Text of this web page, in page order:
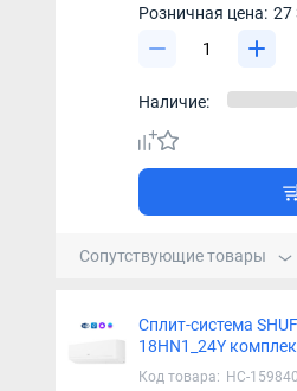
Розничная цена: 27
Наличие:
Сопутствующие товары
Сплит-система
18HN1_24Y
Код товара: НС-